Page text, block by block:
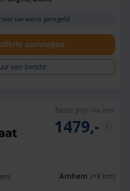
uw wens geregeld
aanvragen
een bericht
Beste prijs via ons:
1479,-
Arnhem (+8 km)